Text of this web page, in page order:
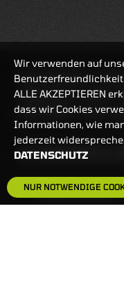
HÄUFIG GESUCHT:
REALTIMEKURSE
HANDELSZEIT
MO-FR:
ZERTIFIKATE
8:00-22
Wir verwenden auf
Benutzerfreundlichkeit
ALLE AKZEPTIEREN
dass wir Cookies
Informationen, wie
jederzeit
DATENSCHUTZ
NUR NOTWENDIGE